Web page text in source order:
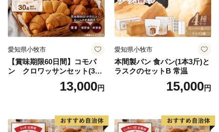
愛知県小牧市
【賞味期限60日間】コモパ
ン クロワッサンセット(30
個入り)／災害用備蓄 保存食
非常食 防災グッズにも
13,000円
愛知県小牧市
本間製パン 食パン(1本3斤)と
ラスクのセットB 常温
15,000円